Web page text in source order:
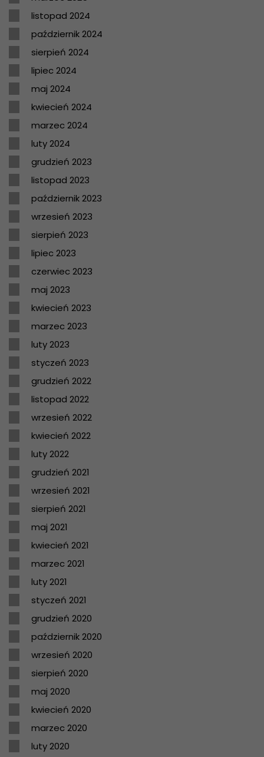
listopad 2024
październik 2024
sierpień 2024
lipiec 2024
maj 2024
kwiecień 2024
marzec 2024
luty 2024
grudzień 2023
listopad 2023
październik 2023
wrzesień 2023
sierpień 2023
lipiec 2023
czerwiec 2023
maj 2023
kwiecień 2023
marzec 2023
luty 2023
styczeń 2023
grudzień 2022
listopad 2022
wrzesień 2022
kwiecień 2022
luty 2022
grudzień 2021
wrzesień 2021
sierpień 2021
maj 2021
kwiecień 2021
marzec 2021
luty 2021
styczeń 2021
grudzień 2020
październik 2020
wrzesień 2020
sierpień 2020
maj 2020
kwiecień 2020
marzec 2020
luty 2020